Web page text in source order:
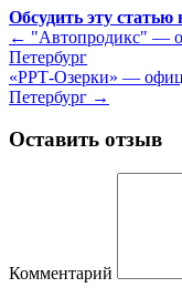
Обсудить эту статью
← "Автопродикс" —
Петербург
«РРТ-Озерки» —
Петербург →
Оставить отзыв
Комментарий